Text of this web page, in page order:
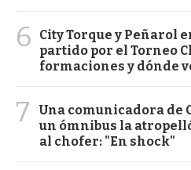
6
City Torque y Peñarol
partido por el Torneo
formaciones y dónde
7
Una comunicadora de
un ómnibus la
al chofer: "En shock"